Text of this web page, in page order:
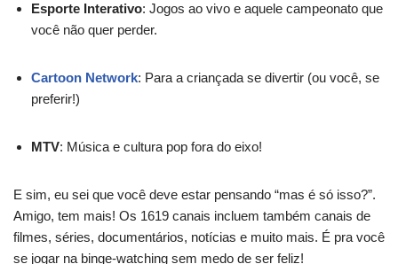
Esporte Interativo: Jogos ao vivo e aquele campeonato que
você não quer perder.
Cartoon Network: Para a criançada se divertir (ou você, se
preferir!)
MTV: Música e cultura pop fora do eixo!
E sim, eu sei que você deve estar pensando “mas é só isso?”.
Amigo, tem mais! Os 1619 canais incluem também canais de
filmes, séries, documentários, notícias e muito mais. É pra você
se jogar na binge-watching sem medo de ser feliz!